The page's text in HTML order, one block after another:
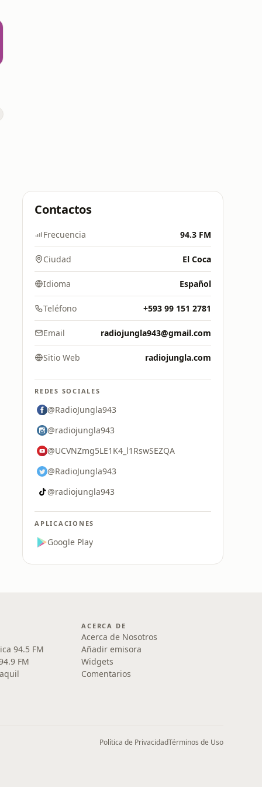
Contactos
Frecuencia 94.3 FM
Ciudad El Coca
Idioma Español
Teléfono +593 99 151 2781
Email radiojungla943@gmail.com
Sitio Web radiojungla.com
REDES SOCIALES
@RadioJungla943
@radiojungla943
@UCVNZmg5LE1K4_l1RswSEZQA
@RadioJungla943
@radiojungla943
APLICACIONES
Google Play
94.5 FM
FM
ACERCA DE
Acerca de Nosotros
Añadir emisora
Widgets
Comentarios
Política de PrivacidadTérminos de Uso